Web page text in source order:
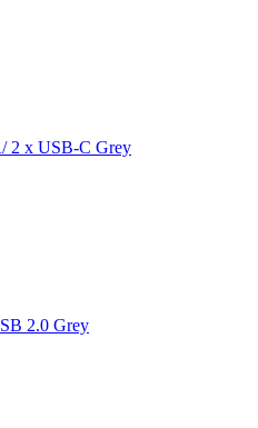
2 x USB-C Grey
2.0 Grey